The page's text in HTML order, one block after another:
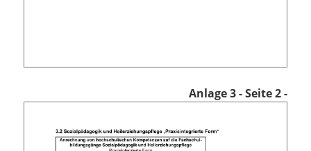
Anlage 3- Seite 2 -